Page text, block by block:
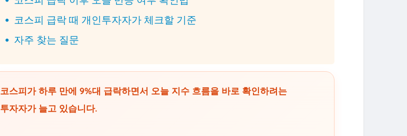
코스피 급락 때 개인투자자가 체크할 기준
자주 찾는 질문
코스피가 하루 만에 9%대 급락하면서 오늘 지수 흐름을 바로 확인하려는
투자자가 늘고 있습니다.